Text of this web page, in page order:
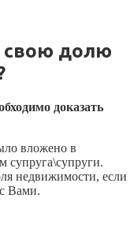
свою долю
доказать
вложено в
супруга\супруги.
недвижимости, если
Вами.